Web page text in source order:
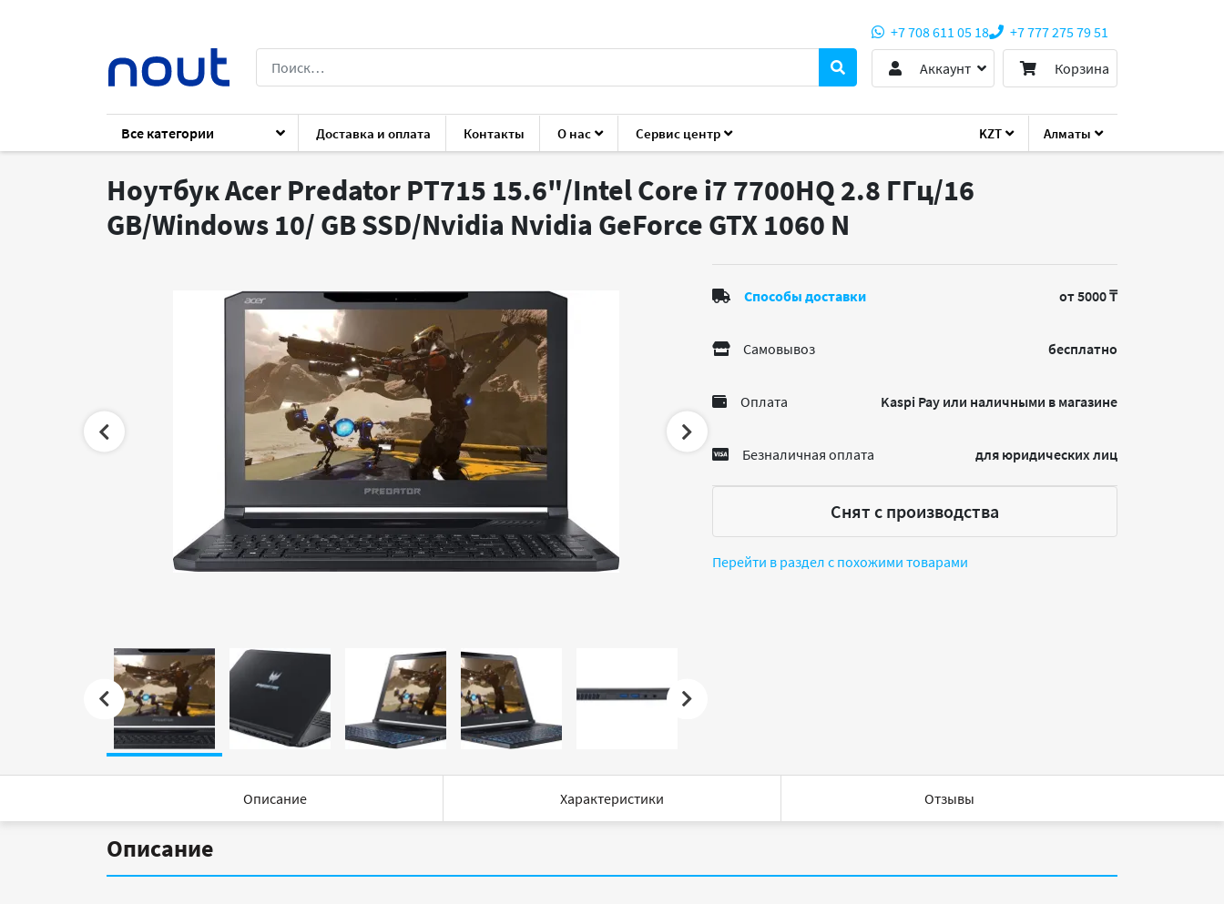
KZT Алматы
+7 708 611 05 18
+7 777 275 79 51
Аккаунт
Корзина
Все категории Доставка и оплата Контакты О нас Сервис центр
Каталог Ноутбуки Acer Predator PT715
Ноутбук Acer Predator PT715 15.6"/Intel Core i7 7700HQ 2.8 ГГц/16
GB/Windows 10/ GB SSD/Nvidia Nvidia GeForce GTX 1060 N
Способы доставки от 5000 ₸
Самовывоз бесплатно
Оплата Kaspi Pay или наличными в магазине
Безналичная оплата для юридических лиц
Снят с производства
Перейти в раздел с похожими товарами
Описание Характеристики Отзывы
Описание